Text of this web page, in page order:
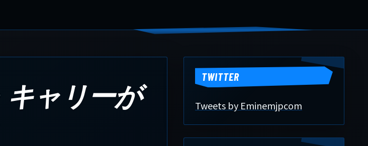
ャリーが
TWITTER
Tweets by Eminemjpcom